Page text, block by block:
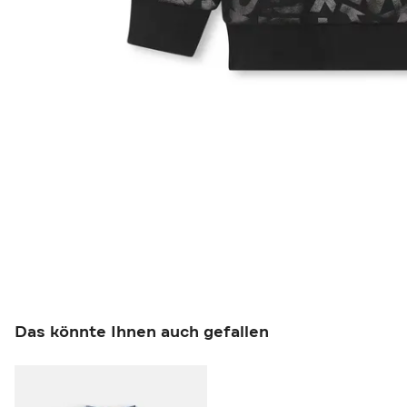
Das könnte Ihnen auch gefallen